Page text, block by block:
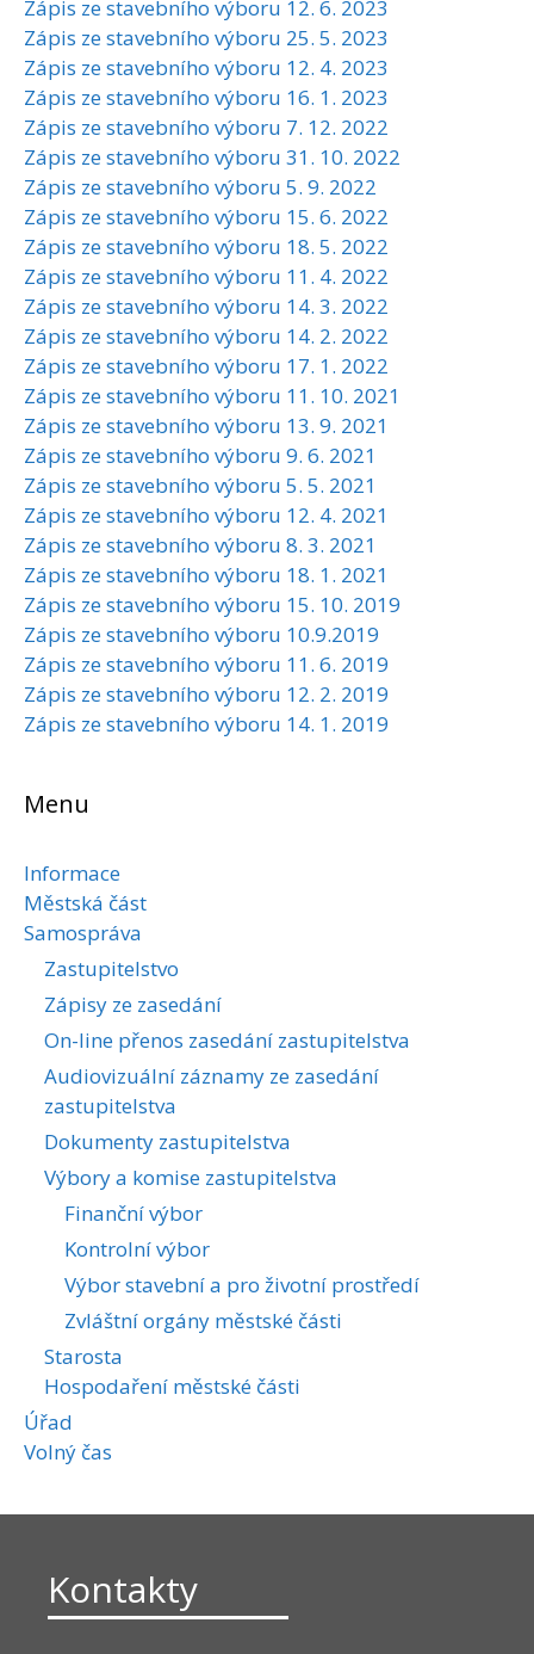
Zápis ze stavebního výboru 12. 6. 2023
Zápis ze stavebního výboru 25. 5. 2023
Zápis ze stavebního výboru 12. 4. 2023
Zápis ze stavebního výboru 16. 1. 2023
Zápis ze stavebního výboru 7. 12. 2022
Zápis ze stavebního výboru 31. 10. 2022
Zápis ze stavebního výboru 5. 9. 2022
Zápis ze stavebního výboru 15. 6. 2022
Zápis ze stavebního výboru 18. 5. 2022
Zápis ze stavebního výboru 11. 4. 2022
Zápis ze stavebního výboru 14. 3. 2022
Zápis ze stavebního výboru 14. 2. 2022
Zápis ze stavebního výboru 17. 1. 2022
Zápis ze stavebního výboru 11. 10. 2021
Zápis ze stavebního výboru 13. 9. 2021
Zápis ze stavebního výboru 9. 6. 2021
Zápis ze stavebního výboru 5. 5. 2021
Zápis ze stavebního výboru 12. 4. 2021
Zápis ze stavebního výboru 8. 3. 2021
Zápis ze stavebního výboru 18. 1. 2021
Zápis ze stavebního výboru 15. 10. 2019
Zápis ze stavebního výboru 10.9.2019
Zápis ze stavebního výboru 11. 6. 2019
Zápis ze stavebního výboru 12. 2. 2019
Zápis ze stavebního výboru 14. 1. 2019
Menu
Informace
Městská část
Samospráva
Zastupitelstvo
Zápisy ze zasedání
On-line přenos zasedání zastupitelstva
Audiovizuální záznamy ze zasedání
zastupitelstva
Dokumenty zastupitelstva
Výbory a komise zastupitelstva
Finanční výbor
Kontrolní výbor
Výbor stavební a pro životní prostředí
Zvláštní orgány městské části
Starosta
Hospodaření městské části
Úřad
Volný čas
Kontakty